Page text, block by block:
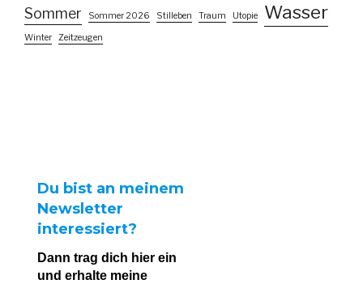
Sommer
Sommer 2026 Stilleben Traum Utopie Wasser
Winter Zeitzeugen
Du bist an meinem
Newsletter
interessiert?
Dann trag dich hier ein
und erhalte meine